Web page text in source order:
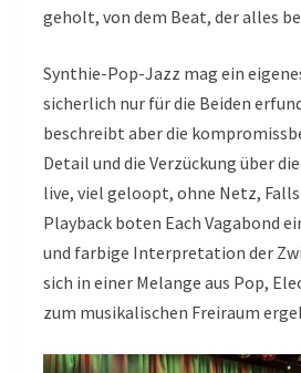
geholt, von dem Beat, der alles
Synthie-Pop-Jazz mag ein
sicherlich nur für die Beiden
beschreibt aber die
Detail und die Verzückung über
live, viel geloopt, ohne Netz,
Playback boten Each Vagabond
und farbige Interpretation der
sich in einer Melange aus Pop,
zum musikalischen Freiraum